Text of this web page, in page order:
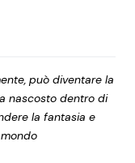
può diventare la
nascosto dentro di
la fantasia e